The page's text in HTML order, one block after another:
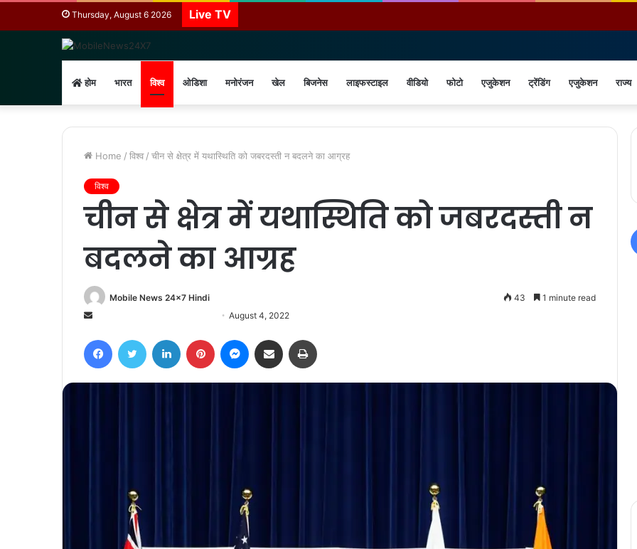
Thursday, August 6 2026 Live TV
होम भारत विश्व ओडिशा मनोरंजन खेल बिजनेस लाइफस्टाइल वीडियो फोटो एजुकेशन ट्रेंडिंग एजुकेशन राज्य
Home / विश्व / चीन से क्षेत्र में यथास्थिति को जबरदस्ती न बदलने का आग्रह
विश्व
चीन से क्षेत्र में यथास्थिति को जबरदस्ती न
बदलने का आग्रह
Mobile News 24x7 Hindi
Send
email
August 4, 2022
43 1 minute read
FacebookTwitter LinkedIn Pinterest Messenger
Share via Email